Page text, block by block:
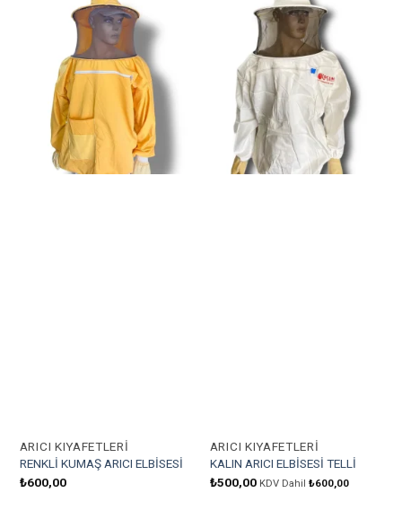
ARICI KIYAFETLERI
RENKLİ KUMAŞ ARICI ELBİSESİ
₺600,00
ARICI KIYAFETLERI
KALIN ARICI ELBİSESİ TELLİ
₺500,00 KDV Dahil ₺600,00